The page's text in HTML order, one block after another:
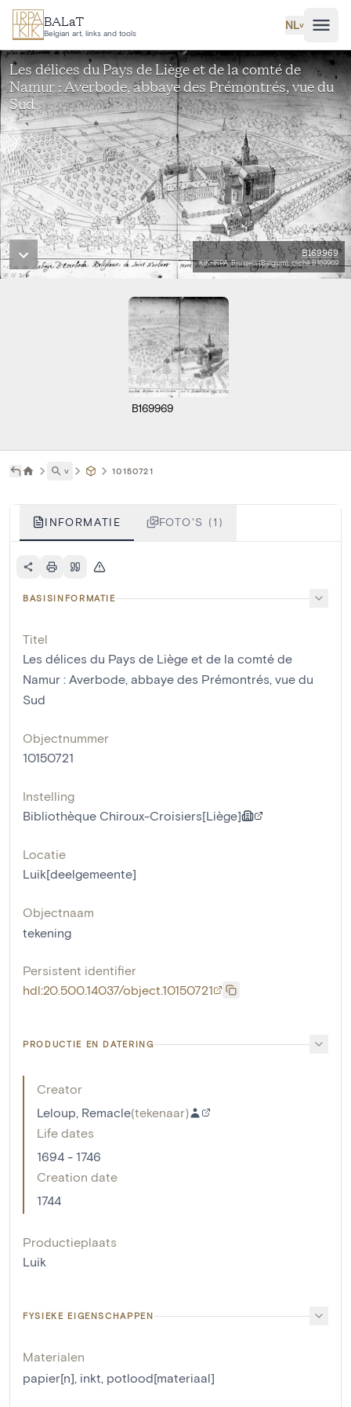
Ga naar hoofdinhoud
BALaT
Belgian art, links and tools
NL˅
Les délices du Pays de Liège et de la comté de
Namur : Averbode, abbaye des Prémontrés, vue du
Sud
B169969
KIK-IRPA, Brussels (Belgium), cliché B169969
B169969
˅ 10150721
INFORMATIE FOTO'S (1)
BASISINFORMATIE
Titel
Les délices du Pays de Liège et de la comté de
Namur : Averbode, abbaye des Prémontrés, vue du
Sud
Objectnummer
10150721
Instelling
Bibliothèque Chiroux-Croisiers[Liège]
Locatie
Luik[deelgemeente]
Objectnaam
tekening
Persistent identifier
hdl:20.500.14037/object.10150721
PRODUCTIE EN DATERING
Creator
Leloup, Remacle(tekenaar)
Life dates
1694 - 1746
Creation date
1744
Productieplaats
Luik
FYSIEKE EIGENSCHAPPEN
Materialen
papier[n], inkt, potlood[materiaal]